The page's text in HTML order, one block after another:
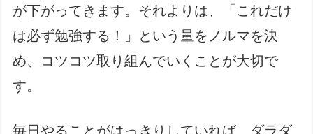
が下がってきます。それよりは、「これだけ
は必ず勉強する！」という量をノルマを決
め、コツコツ取り組んでいくことが大切で
す。
毎日やることがはっきりしていれば、ダラダ